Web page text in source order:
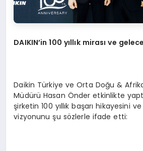
DAIKIN’in 100 yıllık mirası ve
Daikin Türkiye ve Orta Doğu &
Müdürü Hasan Önder etkinlikte
şirketin 100 yıllık başarı hikayesini
vizyonunu şu sözlerle ifade etti: